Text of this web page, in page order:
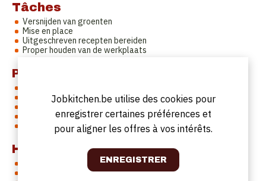
Tâches
Versnijden van groenten
Mise en place
Uitgeschreven recepten bereiden
Proper houden van de werkplaats
Profil
Handig zijn met snijtechnieken
Stressbestendig werken in teamverband
Nauwkeurig kunnen werken
Horaires de travail
Maandag: 6u tot 14u30
Dinsdag: 8u tot 15u
Jobkitchen.be utilise des cookies pour
enregistrer certaines préférences et
pour aligner les offres à vos intérêts.